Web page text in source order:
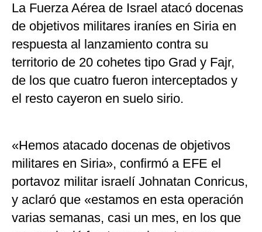
La Fuerza Aérea de Israel atacó docenas
de objetivos militares iraníes en Siria en
respuesta al lanzamiento contra su
territorio de 20 cohetes tipo Grad y Fajr,
de los que cuatro fueron interceptados y
el resto cayeron en suelo sirio.
«Hemos atacado docenas de objetivos
militares en Siria», confirmó a EFE el
portavoz militar israelí Johnatan Conricus,
y aclaró que «estamos en esta operación
varias semanas, casi un mes, en los que